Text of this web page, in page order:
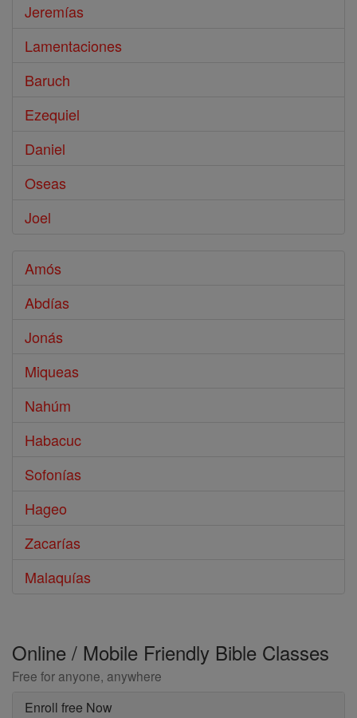
Jeremías
Lamentaciones
Baruch
Ezequiel
Daniel
Oseas
Joel
Amós
Abdías
Jonás
Miqueas
Nahúm
Habacuc
Sofonías
Hageo
Zacarías
Malaquías
Online / Mobile Friendly Bible Classes
Free for anyone, anywhere
Enroll free Now